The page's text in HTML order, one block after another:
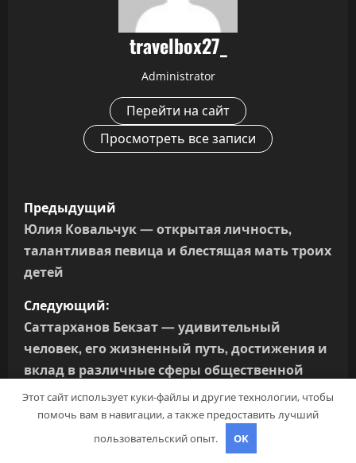
travelbox27_
Administrator
Перейти на сайт
Просмотреть все записи
Н
а
в
и
г
а
ц
Предыдущий
Юлия Ковальчук — открытая личность,
талантливая певица и блестящая мать троих
детей
Следующий:
Саттарханов Бекзат — удивительный
человек, его жизненный путь, достижения и
вклад в различные сферы общественной
деятельности
Этот сайт использует куки-файлы и другие технологии, чтобы
помочь вам в навигации, а также предоставить лучший
пользовательский опыт.
OK